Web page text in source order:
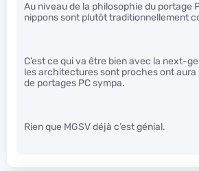
Au niveau de la philosophie du portage
nippons sont plutôt traditionnellement
C’est ce qui va être bien avec la next-
les architectures sont proches ont aura
de portages PC sympa.
Rien que MGSV déjà c’est génial.